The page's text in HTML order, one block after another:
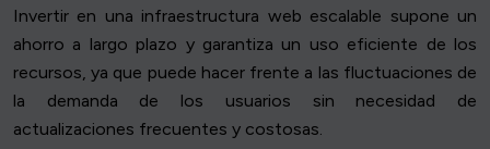
Invertir en una infraestructura web escalable supone un
ahorro a largo plazo y garantiza un uso eficiente de los
recursos, ya que puede hacer frente a las fluctuaciones de
la demanda de los usuarios sin necesidad de
actualizaciones frecuentes y costosas.